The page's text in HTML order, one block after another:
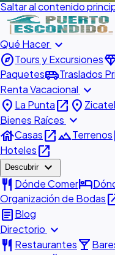
Saltar al contenido
Qué Hacer expand_more
exploreTours y Excursiones
Paquetesairport_shuttleTraslados
Renta Vacacional expand_more
place La Puntaopen_in_new place
Bienes Raíces expand_more
houseCasasopen_in_newlandscapeTerrenos
Hotelesopen_in_new
Descubrir expand_more
restaurant Dónde Comerhotel
Organización de Bodas
articleBlog
Directorio expand_more
restaurant Restauranteslocal_bar